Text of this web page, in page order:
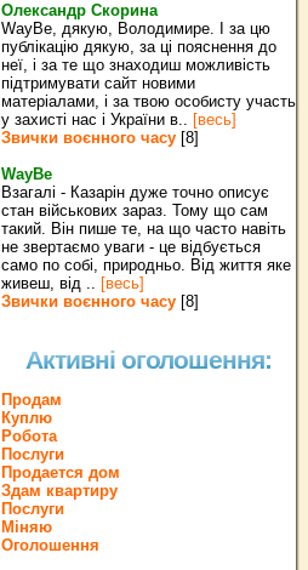
Олександр Скорина
WayBe, дякую, Володимире. І за цю
публікацію дякую, за ці пояснення до
неї, і за те що знаходиш можливість
підтримувати сайт новими
матеріалами, і за твою особисту участь
у захисті нас і України в.. [весь]
Звички воєнного часу [8]
WayBe
Взагалі - Казарін дуже точно описує
стан військових зараз. Тому що сам
такий. Він пише те, на що часто навіть
не звертаємо уваги - це відбується
само по собі, природньо. Від життя яке
живеш, від .. [весь]
Звички воєнного часу [8]
Активні оголошення:
Продам
Куплю
Робота
Послуги
Продается дом
Здам квартиру
Послуги
Міняю
Оголошення